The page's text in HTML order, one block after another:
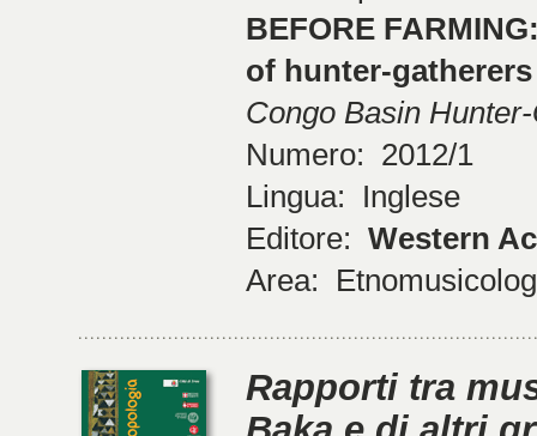
BEFORE
of hunter-gatherers
Congo Basin
Numero: 2012/1
Lingua: Inglese
Editore: Western
Area:
Rapporti tra